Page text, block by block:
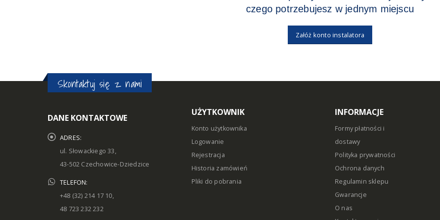
czego potrzebujesz w jednym miejscu
Załóż konto instalatora
Skontaktuj się z nami
DANE KONTAKTOWE
ADRES:
ul. Słowackiego 33,
43-502 Czechowice-Dziedzice
TELEFON:
+48 (32) 214 17 10,
48 723 232 232
UŻYTKOWNIK
Konto użytkownika
Logowanie
Rejestracja
Historia zamówień
Pliki do pobrania
INFORMACJE
Formy płatności i
dostawy
Polityka prywatności
Ochrona danych
Regulamin sklepu
Gwarancje
O nas